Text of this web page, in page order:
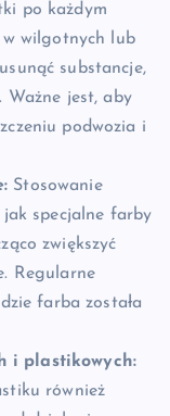
po każdym
w wilgotnych lub
substancje,
Ważne jest, aby
podwozia i
Stosowanie
specjalne farby
zwiększyć
Regularne
farba została
i plastikowych:
również